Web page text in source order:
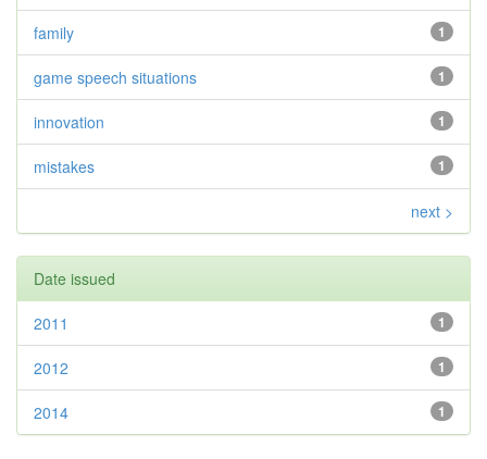
1
family
1
game speech situations
1
innovation
1
mistakes
next >
Date issued
1
2011
1
2012
1
2014